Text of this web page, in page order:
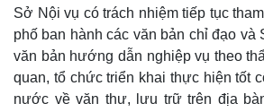
Sở Nội vụ có trách nhiệm tiếp tục
phố ban hành các văn bản chỉ đạo và
văn bản hướng dẫn nghiệp vụ theo
quan, tổ chức triển khai thực hiện tốt
nước về văn thư, lưu trữ trên địa